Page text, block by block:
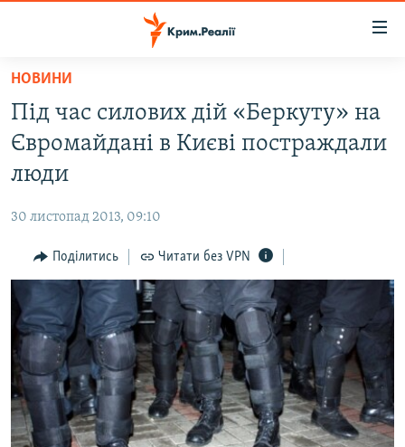
Перейти
основного
матеріалу
Перейти
до
основної
Перейти
до
пошуку
ВОДА.КРИМ
ВІДЕО ТА ФОТО
БЛОГИ
ПОГЛЯД
ІНТЕРВ'Ю
ВСЕ ЗА ДЕНЬ
СПЕЦПРОЕКТИ
ДЕПОРТАЦІЯ
ВІДЕОУРОКИ «ELIFBE»
ЯК ОБІЙТИ БЛОКУВАННЯ
Русский
НОВИНИ
Під час силових дій «Беркуту» на
Євромайдані в Києві постраждали
люди
30 листопад 2013, 09:10
Поділитись Читати без VPN